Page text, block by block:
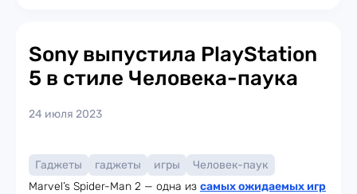
Sony выпустила PlayStation
5 в стиле Человека-паука
24 июля 2023
Гаджеты гаджеты игры
Человек-паук
Marvel’s Spider-Man 2 — одна из самых ожидаемых игр